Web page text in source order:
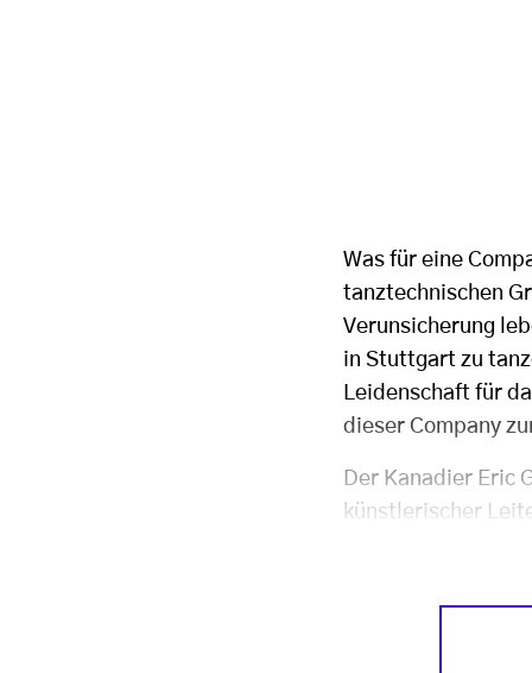
Was für eine
tanztechnischen
Verunsicherung
in Stuttgart zu
Leidenschaft für
dieser Company
Der Kanadier Eric
künstlerischer